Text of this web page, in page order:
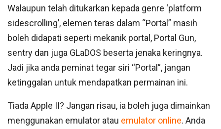
Walaupun telah ditukarkan kepada genre ‘platform
sidescrolling’, elemen teras dalam “Portal” masih
boleh didapati seperti mekanik portal, Portal Gun,
sentry dan juga GLaDOS beserta jenaka keringnya.
Jadi jika anda peminat tegar siri “Portal”, jangan
ketinggalan untuk mendapatkan permainan ini.
Tiada Apple II? Jangan risau, ia boleh juga dimainkan
menggunakan emulator atau emulator online. Anda